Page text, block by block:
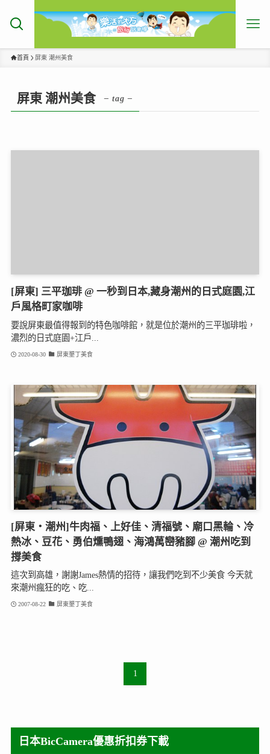
首頁 屏東 潮州美食
屏東 潮州美食 – tag –
[屏東] 三平珈琲 @ 一秒到日本,藏身潮州的日式庭園,江
戶風格町家咖啡
要說屏東最值得報到的特色咖啡館，就是位於潮州的三平珈琲啦，
濃烈的日式庭園+江戶...
2020-08-30 屏東墾丁美食
[屏東‧潮州]牛肉福、上好佳、清福號、廟口黑輪、冷
熱冰、豆花、勇伯燻鴨翅、海鴻萬巒豬腳 @ 潮州吃到
撐美食
這次到高雄，謝謝James熱情的招待，讓我們吃到不少美食 今天就
來潮州瘋狂的吃、吃...
2007-08-22 屏東墾丁美食
1
日本BicCamera優惠折扣券下載